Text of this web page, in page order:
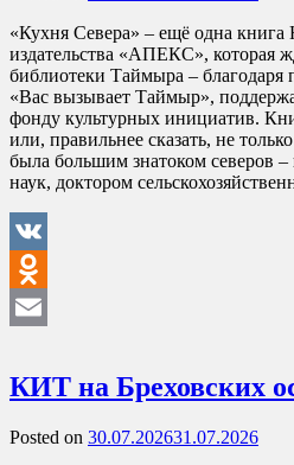
«Кухня Севера» – ещё одна
издательства «АПЕКС», которая
библиотеки Таймыра –
«Вас вызывает Таймыр»,
фонду культурных инициатив.
или, правильнее сказать, не
была большим знатоком северов
наук, доктором
VK
Odnoklassniki
КИТ на Бреховских
Posted on 30.07.202631.07.2026